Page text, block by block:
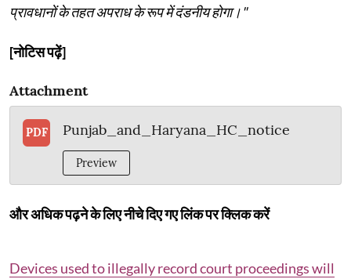
प्रावधानों के तहत अपराध के रूप में दंडनीय होगा।"
[नोटिस पढ़ें]
Attachment
PDF Punjab_and_Haryana_HC_notice
Preview
और अधिक पढ़ने के लिए नीचे दिए गए लिंक पर क्लिक करें
Devices used to illegally record court proceedings will